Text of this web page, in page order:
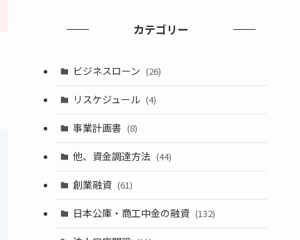
カテゴリー
ビジネスローン (26)
リスケジュール (4)
事業計画書 (8)
他、資金調達方法 (44)
創業融資 (61)
日本公庫・商工中金の融資 (132)